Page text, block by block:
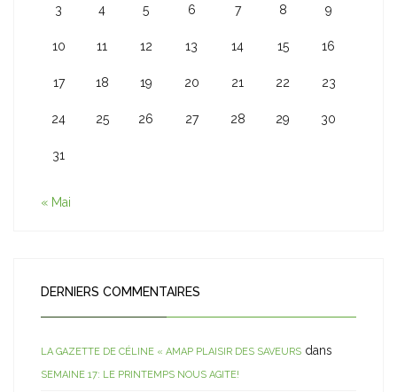
3 4 5 6 7 8 9
10 11 12 13 14 15 16
17 18 19 20 21 22 23
24 25 26 27 28 29 30
31
« Mai
DERNIERS COMMENTAIRES
LA GAZETTE DE CÉLINE « AMAP PLAISIR DES SAVEURS dans
SEMAINE 17: LE PRINTEMPS NOUS AGITE!